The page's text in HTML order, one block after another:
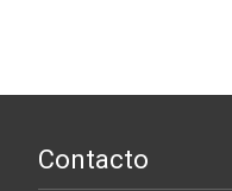
Contacto